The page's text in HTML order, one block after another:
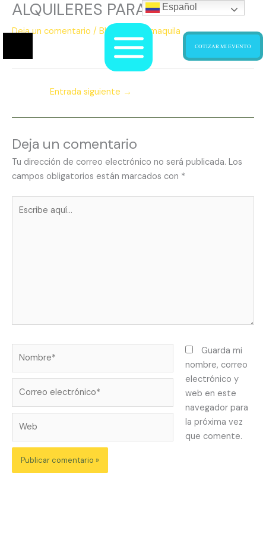
contenido
COTIZAR MI EVENTO
ALQUILERES PARA EVENTOS
Deja un comentario / Blog scmaquila
Entrada siguiente →
Deja un comentario
Tu dirección de correo electrónico no será publicada. Los
campos obligatorios están marcados con *
electrónico*
Guarda mi
nombre, correo
electrónico y
web en este
navegador para
la próxima vez
que comente.
Español